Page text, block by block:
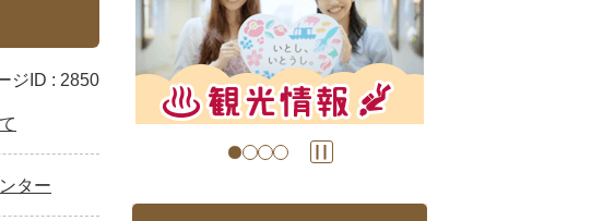
ジID : 2850
ター
枚
目
の
ド
枚
目
の
ド